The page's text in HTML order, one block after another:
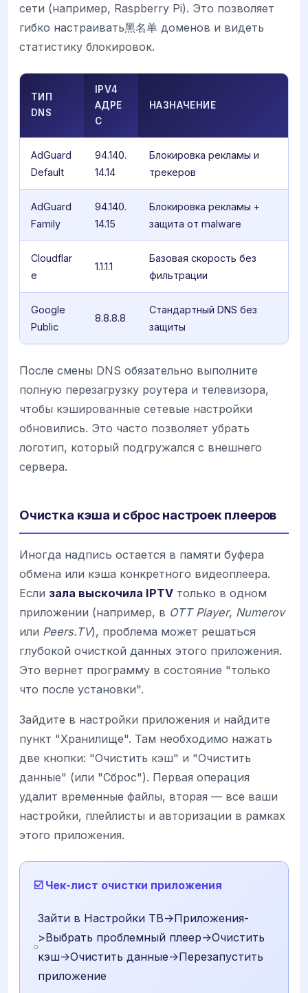
сети (например, Raspberry Pi). Это позволяет
гибко настраивать黑名单 доменов и видеть
статистику блокировок.
ТИП
DNS
IPV4
АДРЕ
С
НАЗНАЧЕНИЕ
AdGuard
Default
94.140.
14.14
Блокировка рекламы и
трекеров
AdGuard
Family
94.140.
14.15
Блокировка рекламы +
защита от malware
Cloudflar
e
1.1.1.1
Базовая скорость без
фильтрации
Google
Public
8.8.8.8
Стандартный DNS без
защиты
После смены DNS обязательно выполните
полную перезагрузку роутера и телевизора,
чтобы кэшированные сетевые настройки
обновились. Это часто позволяет убрать
логотип, который подгружался с внешнего
сервера.
Очистка кэша и сброс настроек плееров
Иногда надпись остается в памяти буфера
обмена или кэша конкретного видеоплеера.
Если зала выскочила IPTV только в одном
приложении (например, в OTT Player, Numerov
или Peers.TV), проблема может решаться
глубокой очисткой данных этого приложения.
Это вернет программу в состояние "только
что после установки".
Зайдите в настройки приложения и найдите
пункт "Хранилище". Там необходимо нажать
две кнопки: "Очистить кэш" и "Очистить
данные" (или "Сброс"). Первая операция
удалит временные файлы, вторая — все ваши
настройки, плейлисты и авторизации в рамках
этого приложения.
☑️ Чек-лист очистки приложения
Зайти в Настройки ТВ->Приложения-
>Выбрать проблемный плеер->Очистить
кэш->Очистить данные->Перезапустить
приложение